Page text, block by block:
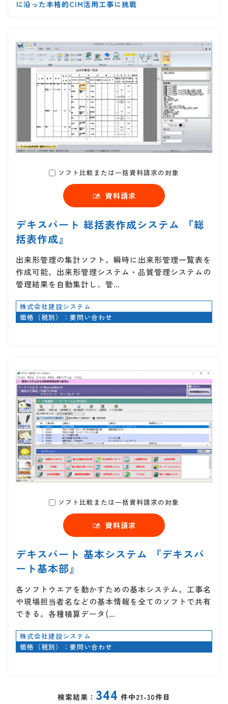
に沿った本格的CIM活用工事に挑戦
ソフト比較または一括資料請求の対象
資料請求
デキスパート 総括表作成システム 『総
括表作成』
出来形管理の集計ソフト。瞬時に出来形管理一覧表を
作成可能。出来形管理システム・品質管理システムの
管理結果を自動集計し、管…
株式会社建設システム
価格（税別）：要問い合わせ
ソフト比較または一括資料請求の対象
資料請求
デキスパート 基本システム 『デキスパ
ート基本部』
各ソフトウエアを動かすための基本システム。工事名
や現場担当者名などの基本情報を全てのソフトで共有
できる。各種積算データ(…
株式会社建設システム
価格（税別）：要問い合わせ
検索結果： 344 件中21-30件目